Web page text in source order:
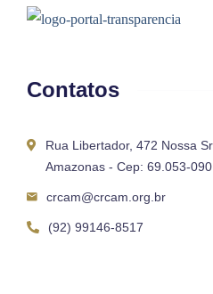
Contatos
Rua Libertador, 472 Nossa
Amazonas - Cep: 69.053-090
crcam@crcam.org.br
(92) 99146-8517